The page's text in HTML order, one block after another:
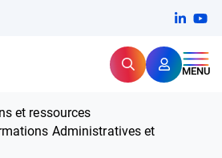
RechercherMENU
Expertise et proximité pour
et ressources
Administratives et